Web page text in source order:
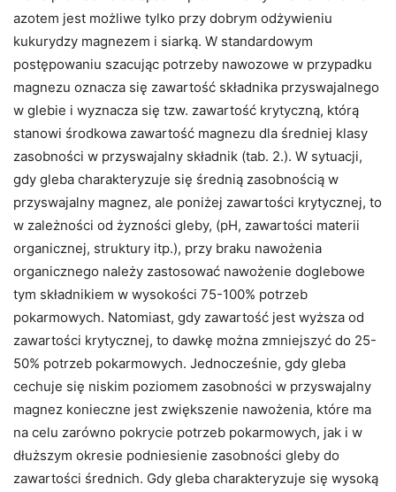
azotem jest możliwe tylko przy dobrym odżywieniu
kukurydzy magnezem i siarką. W standardowym
postępowaniu szacując potrzeby nawozowe w przypadku
magnezu oznacza się zawartość składnika przyswajalnego
w glebie i wyznacza się tzw. zawartość krytyczną, którą
stanowi środkowa zawartość magnezu dla średniej klasy
zasobności w przyswajalny składnik (tab. 2.). W sytuacji,
gdy gleba charakteryzuje się średnią zasobnością w
przyswajalny magnez, ale poniżej zawartości krytycznej, to
w zależności od żyzności gleby, (pH, zawartości materii
organicznej, struktury itp.), przy braku nawożenia
organicznego należy zastosować nawożenie doglebowe
tym składnikiem w wysokości 75-100% potrzeb
pokarmowych. Natomiast, gdy zawartość jest wyższa od
zawartości krytycznej, to dawkę można zmniejszyć do 25-
50% potrzeb pokarmowych. Jednocześnie, gdy gleba
cechuje się niskim poziomem zasobności w przyswajalny
magnez konieczne jest zwiększenie nawożenia, które ma
na celu zarówno pokrycie potrzeb pokarmowych, jak i w
dłuższym okresie podniesienie zasobności gleby do
zawartości średnich. Gdy gleba charakteryzuje się wysoką